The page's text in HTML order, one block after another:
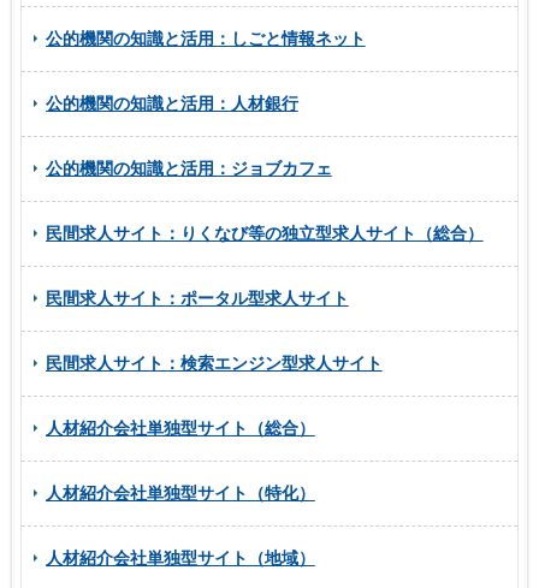
公的機関の知識と活用：しごと情報ネット
公的機関の知識と活用：人材銀行
公的機関の知識と活用：ジョブカフェ
民間求人サイト：りくなび等の独立型求人サイト（総合）
民間求人サイト：ポータル型求人サイト
民間求人サイト：検索エンジン型求人サイト
人材紹介会社単独型サイト（総合）
人材紹介会社単独型サイト（特化）
人材紹介会社単独型サイト（地域）